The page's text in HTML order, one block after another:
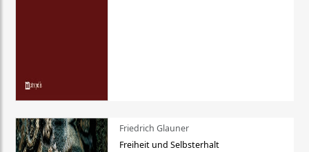
Friedrich Glauner
Freiheit und Selbsterhalt